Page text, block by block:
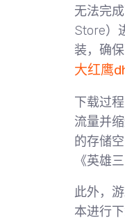
无法完
Store）
装，确
大红鹰
下载过
流量并
的存储
《英雄
此外，
本进行